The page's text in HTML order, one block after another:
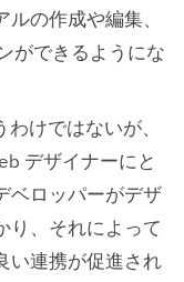
の作成や編集、
ができるようにな
わけではないが、
デザイナーにと
ベロッパーがデザ
り、それによって
い連携が促進され